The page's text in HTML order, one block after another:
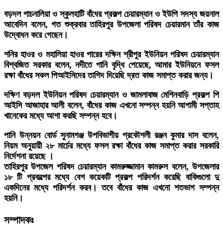
বড়দল পাচনালিয়া ও স্কুলহাটি বাঁধের প্রকল্প চেয়ারম্যান ও ইউপি সদস্য জয়নাল
আবেদিন বলেন, গত শুক্রবার তাহিরপুর উপজেলা পরিষদ চেয়ারমান তাঁর কাজ
উদ্বোধন করে গেছেন।
শনির হাওর ও মহালিয়া হাওর পারের দক্ষিন শ্রীপুর ইউনিয়ন পরিষদ চেয়ারম্যান
বিশ্বজিত সরকার বলেন, নদীতে পানি বৃদ্ধি পেয়েছে, আমার ইউনিয়নে ফসল
রক্ষা বাঁধের সকল পিআইসিদের তাগিদ দিয়েছি দ্রত কাজ সমাপ্ত করার জন্য।
দক্ষিণ বড়দল ইউনিয়ন পরিষদ চেয়ারম্যান ও জামলাবাজ মেশিনবাড়ি প্রকল্প পি
আইসি আজাহার আলী বলেন, বাঁধের কাজ এখনো সম্পন্ন হয়নি আগামী সপ্তাহ
খানেকের মধ্যে আশা করছি সম্পন্ন হবে।
পানি উন্নয়ন বোর্ড সুনামগঞ্জ উপবিভাগীয় প্রকৌশলী রঞ্জন কুমার দাস বলেন,
নিয়ম অনুয়ায়ী ২৮ মার্চের মধ্যে ফসল রক্ষা বাঁধের কাজ সমাপ্ত করার সরকারি
নির্দেশনা রয়েছে ।
তাহিরপুর উপজেল পরিষদ চেয়ারম্যান কামরুজ্জামান কামরুল বলেন, উপজেলার
১৮ টি প্রকল্পের মধ্যে বেশ কয়েকটি প্রকল্প পরিদর্শন করেছি বাকিগুলো দু
একদিনের মধ্যে পরিদর্শন করব। তবে বাঁধের কাজ এখনো শতভাগ সম্পন্ন
হয়নি।
সম্পাদকঃ